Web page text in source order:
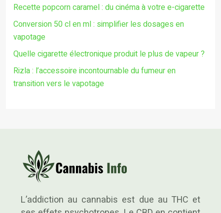
Recette popcorn caramel : du cinéma à votre e-cigarette
Conversion 50 cl en ml : simplifier les dosages en
vapotage
Quelle cigarette électronique produit le plus de vapeur ?
Rizla : l’accessoire incontournable du fumeur en
transition vers le vapotage
L’addiction au cannabis est due au THC et